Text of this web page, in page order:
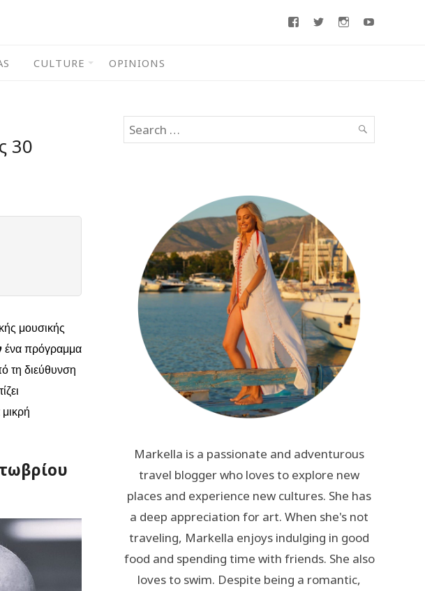
FacebookTwitterInstagram
CULTURE OPINIONS
30
μουσικής
ένα πρόγραμμα
τη διεύθυνση
Search
for:
SEARCH
Markella is a passionate and adventurous
travel blogger who loves to explore new
places and experience new cultures. She has
a deep appreciation for art. When she's not
traveling, Markella enjoys indulging in good
food and spending time with friends. She also
loves to swim. Despite being a romantic,